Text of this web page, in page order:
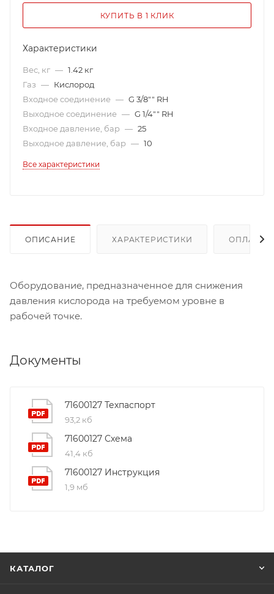
КУПИТЬ В 1 КЛИК
Характеристики
Вес, кг — 1.42 кг
Газ — Кислород
Входное соединение — G 3/8"" RH
Выходное соединение — G 1/4"" RH
Входное давление, бар — 25
Выходное давление, бар — 10
Все характеристики
ОПИСАНИЕ ХАРАКТЕРИСТИКИ ОПЛАТА
Оборудование, предназначенное для снижения
давления кислорода на требуемом уровне в
рабочей точке.
Документы
71600127 Техпаспорт
93,2 кб
71600127 Схема
41,4 кб
71600127 Инструкция
1,9 мб
КАТАЛОГ